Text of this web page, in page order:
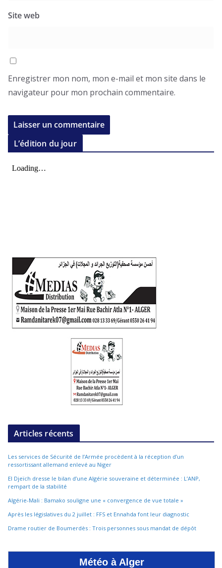
Site web
Enregistrer mon nom, mon e-mail et mon site dans le
navigateur pour mon prochain commentaire.
L’édition du jour
Articles récents
Les services de Sécurité de l’Armée procèdent à la réception d’un
ressortissant allemand enlevé au Niger
El Djeïch dresse le bilan d’une Algérie souveraine et déterminée : L’ANP,
rempart de la stabilité
Algérie-Mali : Bamako souligne une « convergence de vue totale »
Après les législatives du 2 juillet : FFS et Ennahda font leur diagnostic
Drame routier de Boumerdès : Trois personnes sous mandat de dépôt
Météo à Alger